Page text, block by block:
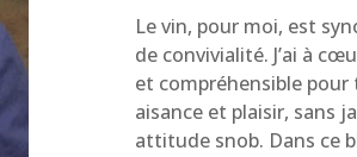
Le vin, pour moi, est
de convivialité. J’ai à
et compréhensible pour
aisance et plaisir, sans
attitude snob. Dans ce